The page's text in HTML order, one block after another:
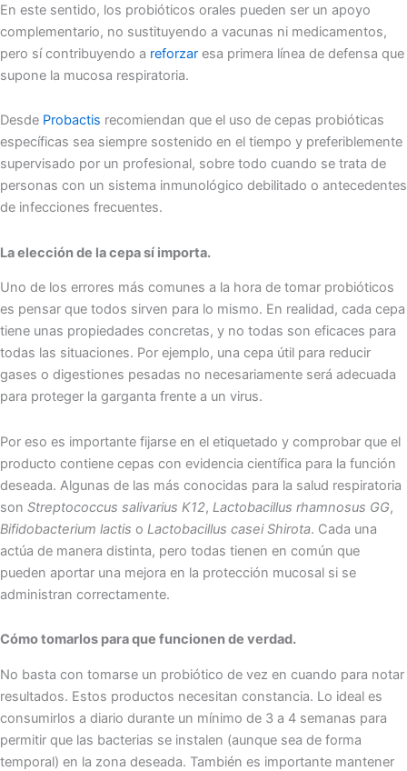
En este sentido, los probióticos orales pueden ser un apoyo
complementario, no sustituyendo a vacunas ni medicamentos,
pero sí contribuyendo a reforzar esa primera línea de defensa que
supone la mucosa respiratoria.
Desde Probactis recomiendan que el uso de cepas probióticas
específicas sea siempre sostenido en el tiempo y preferiblemente
supervisado por un profesional, sobre todo cuando se trata de
personas con un sistema inmunológico debilitado o antecedentes
de infecciones frecuentes.
La elección de la cepa sí importa.
Uno de los errores más comunes a la hora de tomar probióticos
es pensar que todos sirven para lo mismo. En realidad, cada cepa
tiene unas propiedades concretas, y no todas son eficaces para
todas las situaciones. Por ejemplo, una cepa útil para reducir
gases o digestiones pesadas no necesariamente será adecuada
para proteger la garganta frente a un virus.
Por eso es importante fijarse en el etiquetado y comprobar que el
producto contiene cepas con evidencia científica para la función
deseada. Algunas de las más conocidas para la salud respiratoria
son Streptococcus salivarius K12, Lactobacillus rhamnosus GG,
Bifidobacterium lactis o Lactobacillus casei Shirota. Cada una
actúa de manera distinta, pero todas tienen en común que
pueden aportar una mejora en la protección mucosal si se
administran correctamente.
Cómo tomarlos para que funcionen de verdad.
No basta con tomarse un probiótico de vez en cuando para notar
resultados. Estos productos necesitan constancia. Lo ideal es
consumirlos a diario durante un mínimo de 3 a 4 semanas para
permitir que las bacterias se instalen (aunque sea de forma
temporal) en la zona deseada. También es importante mantener